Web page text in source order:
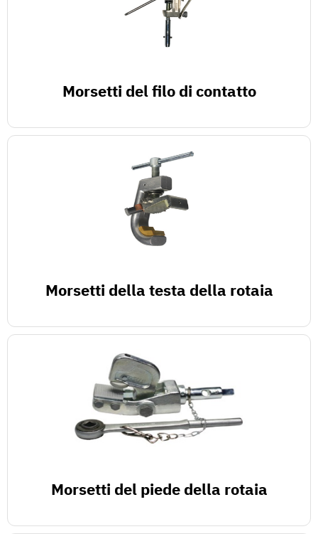
Morsetti del filo di contatto
Morsetti della testa della rotaia
Morsetti del piede della rotaia